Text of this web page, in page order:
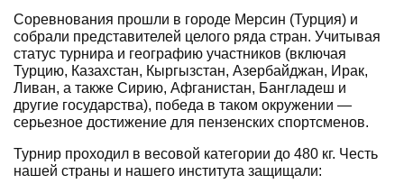
Соревнования прошли в городе Мерсин (Турция) и
собрали представителей целого ряда стран. Учитывая
статус турнира и географию участников (включая
Турцию, Казахстан, Кыргызстан, Азербайджан, Ирак,
Ливан, а также Сирию, Афганистан, Бангладеш и
другие государства), победа в таком окружении —
серьезное достижение для пензенских спортсменов.
Турнир проходил в весовой категории до 480 кг. Честь
нашей страны и нашего института защищали: